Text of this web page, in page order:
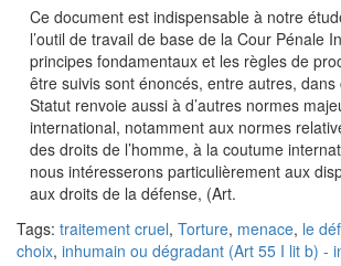
Ce document est indispensable à notre
l’outil de travail de base de la Cour Pénale
principes fondamentaux et les règles de
être suivis sont énoncés, entre autres, dans
Statut renvoie aussi à d’autres normes
international, notamment aux normes
des droits de l’homme, à la coutume
nous intéresserons particulièrement aux
aux droits de la défense, (Art.
Tags: traitement cruel, Torture, menace, le
choix, inhumain ou dégradant (Art 55 I lit b) -